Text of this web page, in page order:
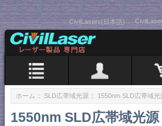
CivilLasers(日本語)
ホーム :: SLD広帯域光源 :: 1550nm SLD広帯域光
1550nm SLD広帯域光源